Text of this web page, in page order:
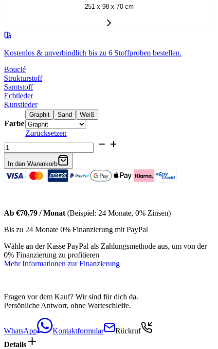
251 x 98 x 70 cm
Kostenlos & unverbindlich bis zu 6 Stoffproben bestellen.
Bouclé
Strukturstoff
Samtstoff
Echtleder
Kunstleder
Farbe
Graphit Sand Weiß
Zurücksetzen
Bouclé
4-
Sitzer
Couch
Arelia
In den Warenkorb
Ab €70,79 / Monat (Beispiel: 24 Monate, 0% Zinsen)
Bis zu 24 Monate 0% Finanzierung mit PayPal
Wähle an der Kasse PayPal als Zahlungsmethode aus, um von der
0% Finanzierung zu profitieren
Mehr Informationen zur Finanzierung
Fragen vor dem Kauf? Wir sind für dich da.
Persönliche Antwort, ohne Warteschleife.
WhatsApp Kontaktformular
Rückruf
Details